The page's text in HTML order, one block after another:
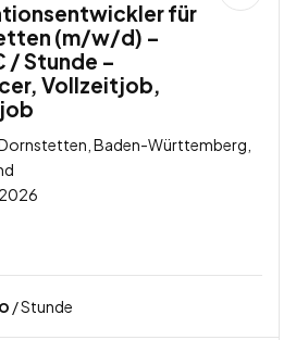
für
(m/w/d) –
/ Stunde –
Vollzeitjob,
Baden-Württemberg,
/ Stunde